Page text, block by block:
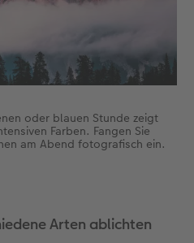
oder blauen Stunde zeigt
Farben. Fangen Sie
am Abend fotografisch ein.
Arten ablichten